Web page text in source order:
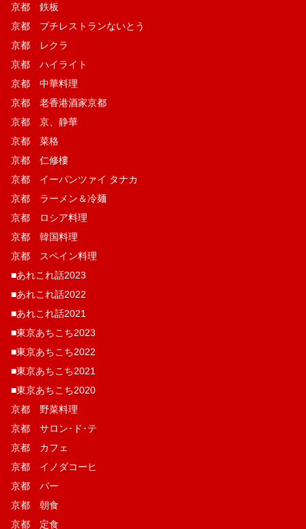
京都 鉄板
京都 プチレストランないとう
京都 レクラ
京都 ハイライト
京都 中華料理
京都 老香港酒家京都
京都 京、静華
京都 菜格
京都 仁修樓
京都 イーパンツァイ タナカ
京都 ラーメン＆冷麺
京都 ロシア料理
京都 韓国料理
京都 スペイン料理
■あれこれ話2023
■あれこれ話2022
■あれこれ話2021
■東京あちこち2023
■東京あちこち2022
■東京あちこち2021
■東京あちこち2020
京都 野菜料理
京都 サロン･ド･テ
京都 カフェ
京都 イノダコーヒ
京都 バー
京都 朝食
京都 定食